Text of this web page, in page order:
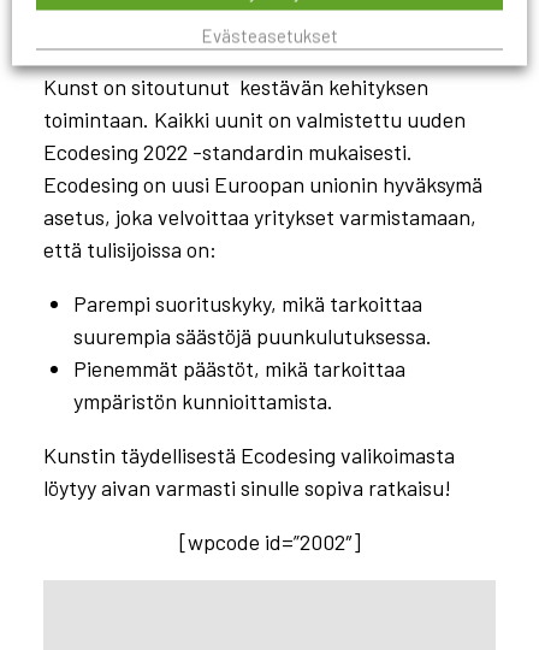
Kunst on sitoutunut kestävän kehityksen
toimintaan. Kaikki uunit on valmistettu uuden
Ecodesing 2022 -standardin mukaisesti.
Ecodesing on uusi Euroopan unionin hyväksymä
asetus, joka velvoittaa yritykset varmistamaan,
että tulisijoissa on:
Parempi suorituskyky, mikä tarkoittaa
suurempia säästöjä puunkulutuksessa.
Pienemmät päästöt, mikä tarkoittaa
ympäristön kunnioittamista.
Kunstin täydellisestä Ecodesing valikoimasta
löytyy aivan varmasti sinulle sopiva ratkaisu!
[wpcode id=”2002″]
Evästeasetukset